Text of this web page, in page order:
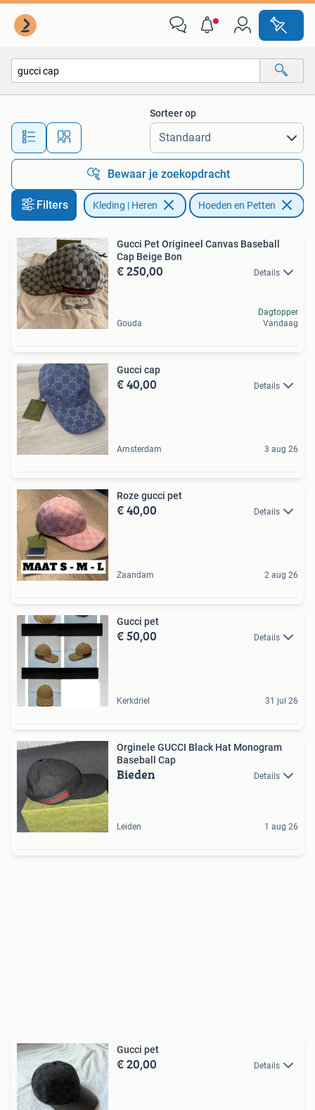
Alle afstanden…
Sorteer op
Bewaar je zoekopdracht
Filters Kleding | Heren Hoeden en Petten
Gucci Pet Origineel Canvas Baseball
Cap Beige Bon
€ 250,00 Details
Gouda
Dagtopper
Vandaag
Gucci cap
€ 40,00 Details
Amsterdam 3 aug 26
Roze gucci pet
€ 40,00 Details
Zaandam 2 aug 26
Gucci pet
€ 50,00 Details
Kerkdriel 31 jul 26
Orginele GUCCI Black Hat Monogram
Baseball Cap
Bieden Details
Leiden 1 aug 26
Gucci pet
€ 20,00 Details